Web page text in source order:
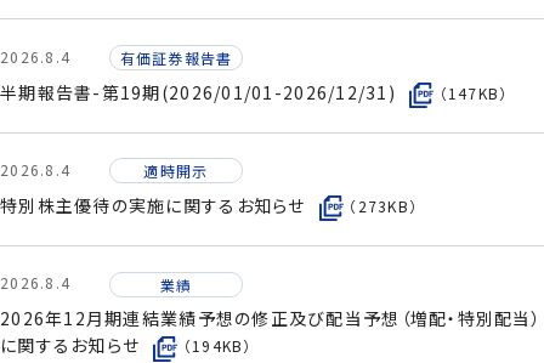
2026.8.4 有価証券報告書
半期報告書-第19期(2026/01/01-2026/12/31) （147KB）
2026.8.4 適時開示
特別株主優待の実施に関するお知らせ （273KB）
2026.8.4 業績
2026年12月期連結業績予想の修正及び配当予想（増配・特別配当）
に関するお知らせ
（194KB）